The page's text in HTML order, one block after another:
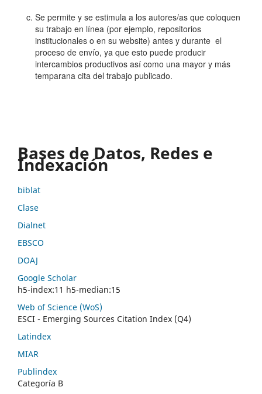
Se permite y se estimula a los autores/as que coloquen
su trabajo en línea (por ejemplo, repositorios
institucionales o en su website) antes y durante el
proceso de envío, ya que esto puede producir
intercambios productivos así como una mayor y más
temparana cita del trabajo publicado.
Bases de Datos, Redes e
Indexación
biblat
Clase
Dialnet
EBSCO
DOAJ
Google Scholar
h5-index:11 h5-median:15
Web of Science (WoS)
ESCI - Emerging Sources Citation Index (Q4)
Latindex
MIAR
Publindex
Categoría B